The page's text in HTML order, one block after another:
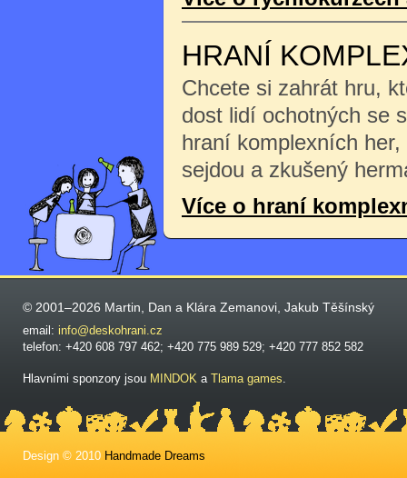
HRANÍ
Chcete si zahrát hru,
dost lidí ochotných se
hraní komplexních
sejdou a zkušený
Více o hraní
© 2001–2026 Martin, Dan a Klára Zemanovi, Jakub Těšínský
email: info@deskohrani.cz
telefon: +420 608 797 462; +420 775 989 529; +420 777 852 582
Hlavními sponzory jsou MINDOK a Tlama games.
Design © 2010 Handmade Dreams